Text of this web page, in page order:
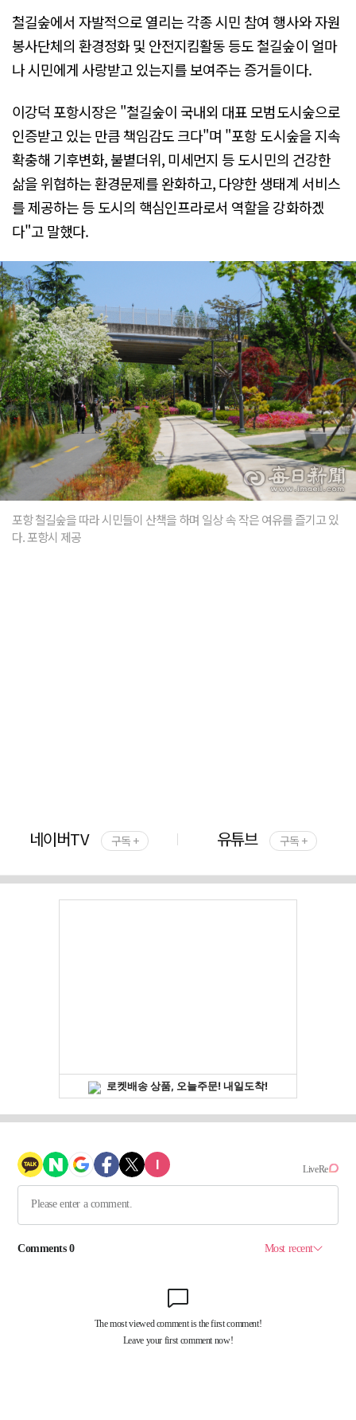
철길숲에서 자발적으로 열리는 각종 시민 참여 행사와 자원
봉사단체의 환경정화 및 안전지킴활동 등도 철길숲이 얼마
나 시민에게 사랑받고 있는지를 보여주는 증거들이다.
이강덕 포항시장은 "철길숲이 국내외 대표 모범도시숲으로
인증받고 있는 만큼 책임감도 크다"며 "포항 도시숲을 지속
확충해 기후변화, 불볕더위, 미세먼지 등 도시민의 건강한
삶을 위협하는 환경문제를 완화하고, 다양한 생태계 서비스
를 제공하는 등 도시의 핵심인프라로서 역할을 강화하겠
다"고 말했다.
포항 철길숲을 따라 시민들이 산책을 하며 일상 속 작은 여유를 즐기고 있
다. 포항시 제공
네이버TV 구독 + 유튜브 구독 +